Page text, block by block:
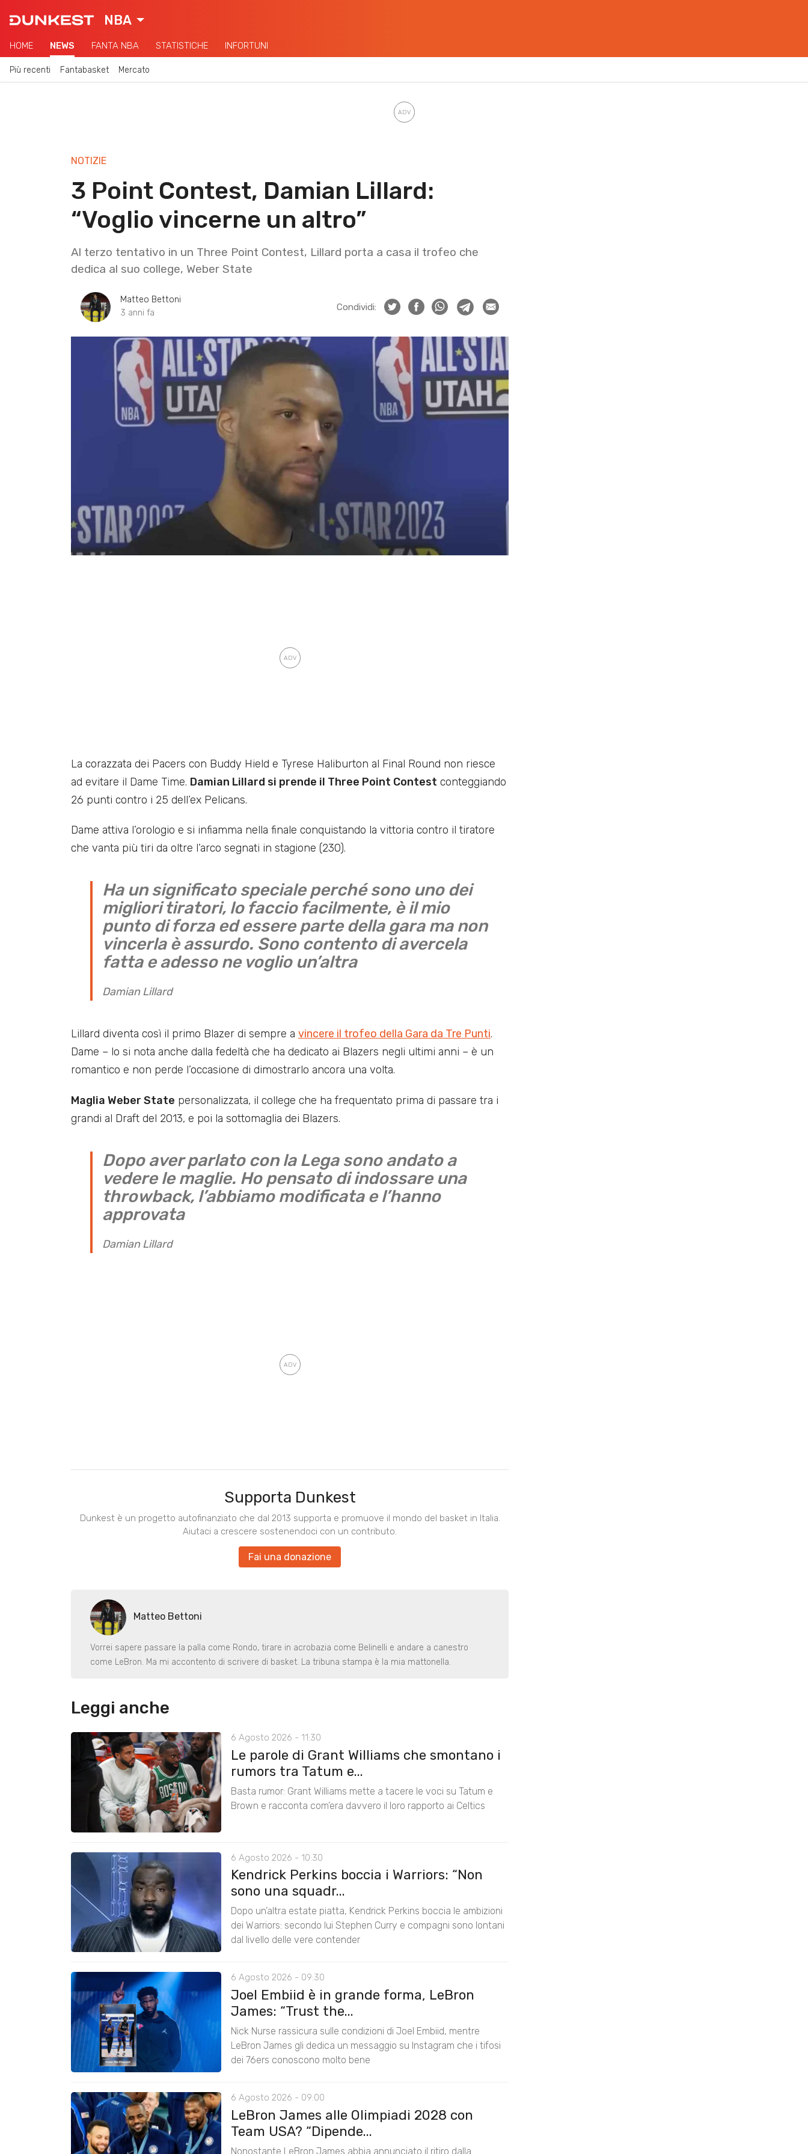
NBA
HOME NEWS FANTA NBA STATISTICHE INFORTUNI
Più recenti Fantabasket Mercato
NOTIZIE
3 Point Contest, Damian Lillard:
“Voglio vincerne un altro”
Al terzo tentativo in un Three Point Contest, Lillard porta a casa il trofeo che
dedica al suo college, Weber State
Matteo Bettoni
3 anni fa
Condividi:
La corazzata dei Pacers con Buddy Hield e Tyrese Haliburton al Final Round non riesce
ad evitare il Dame Time. Damian Lillard si prende il Three Point Contest conteggiando
26 punti contro i 25 dell’ex Pelicans.
Dame attiva l’orologio e si infiamma nella finale conquistando la vittoria contro il tiratore
che vanta più tiri da oltre l’arco segnati in stagione (230).
Ha un significato speciale perché sono uno dei
migliori tiratori, lo faccio facilmente, è il mio
punto di forza ed essere parte della gara ma non
vincerla è assurdo. Sono contento di avercela
fatta e adesso ne voglio un’altra
Damian Lillard
Lillard diventa così il primo Blazer di sempre a vincere il trofeo della Gara da Tre Punti.
Dame – lo si nota anche dalla fedeltà che ha dedicato ai Blazers negli ultimi anni – è un
romantico e non perde l’occasione di dimostrarlo ancora una volta.
Maglia Weber State personalizzata, il college che ha frequentato prima di passare tra i
grandi al Draft del 2013, e poi la sottomaglia dei Blazers.
Dopo aver parlato con la Lega sono andato a
vedere le maglie. Ho pensato di indossare una
throwback, l’abbiamo modificata e l’hanno
approvata
Damian Lillard
Supporta Dunkest
Dunkest è un progetto autofinanziato che dal 2013 supporta e promuove il mondo del basket in Italia.
Aiutaci a crescere sostenendoci con un contributo.
Fai una donazione
Matteo Bettoni
Vorrei sapere passare la palla come Rondo, tirare in acrobazia come Belinelli e andare a canestro
come LeBron. Ma mi accontento di scrivere di basket. La tribuna stampa è la mia mattonella.
Leggi anche
6 Agosto 2026 - 11:30
Le parole di Grant Williams che smontano i
rumors tra Tatum e...
Basta rumor: Grant Williams mette a tacere le voci su Tatum e
Brown e racconta com’era davvero il loro rapporto ai Celtics
6 Agosto 2026 - 10:30
Kendrick Perkins boccia i Warriors: “Non
sono una squadr...
Dopo un’altra estate piatta, Kendrick Perkins boccia le ambizioni
dei Warriors: secondo lui Stephen Curry e compagni sono lontani
dal livello delle vere contender
6 Agosto 2026 - 09:30
Joel Embiid è in grande forma, LeBron
James: “Trust the...
Nick Nurse rassicura sulle condizioni di Joel Embiid, mentre
LeBron James gli dedica un messaggio su Instagram che i tifosi
dei 76ers conoscono molto bene
6 Agosto 2026 - 09:00
LeBron James alle Olimpiadi 2028 con
Team USA? “Dipende...
Nonostante LeBron James abbia annunciato il ritiro dalla